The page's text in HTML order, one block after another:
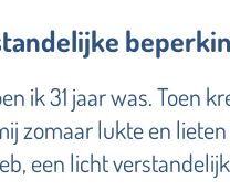
ik 31 jaar was. Toen
zomaar lukte en
een licht